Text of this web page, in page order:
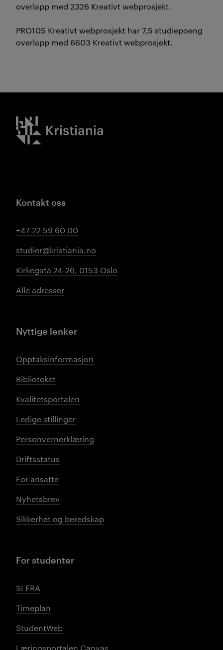
overlapp med 2326 Kreativt webprosjekt.
PRO105 Kreativt webprosjekt har 7,5 studiepoeng
overlapp med 6603 Kreativt webprosjekt.
Kristiania logo
Kontakt oss
+47 22 59 60 00
studier@kristiania.no
Kirkegata 24-26, 0153 Oslo
Alle adresser
Nyttige lenker
Opptaksinformasjon
Biblioteket
Kvalitetsportalen
Ledige stillinger
Personvernerklæring
Driftsstatus
For ansatte
Nyhetsbrev
Sikkerhet og beredskap
For studenter
SI FRA
Timeplan
StudentWeb
Læringsportalen Canvas